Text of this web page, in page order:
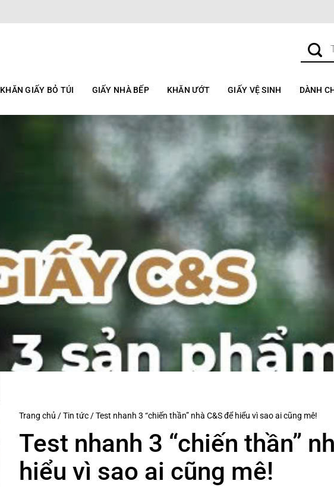
Tìm
kiếm:
KHĂN GIẤY BỎ TÚI GIẤY NHÀ BẾP KHĂN ƯỚT GIẤY VỆ SINH DÀNH
Trang chủ /Tin tức/Test nhanh 3 “chiến thần” nhà C&S để hiểu vì sao ai cũng mê!
Test nhanh 3 “chiến thần”
hiểu vì sao ai cũng mê!